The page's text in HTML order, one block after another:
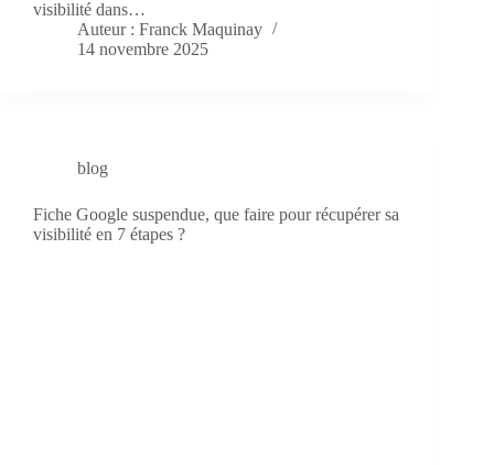
visibilité dans…
Auteur : Franck Maquinay
14 novembre 2025
blog
Fiche Google suspendue, que faire pour récupérer sa
visibilité en 7 étapes ?